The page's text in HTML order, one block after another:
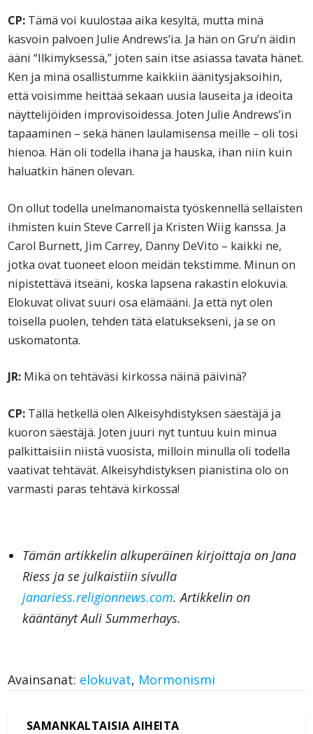
CP: Tämä voi kuulostaa aika kesyltä, mutta minä
kasvoin palvoen Julie Andrews’ia. Ja hän on Gru’n äidin
ääni “Ilkimyksessä,” joten sain itse asiassa tavata hänet.
Ken ja minä osallistumme kaikkiin äänitysjaksoihin,
että voisimme heittää sekaan uusia lauseita ja ideoita
näyttelijöiden improvisoidessa. Joten Julie Andrews’in
tapaaminen – sekä hänen laulamisensa meille – oli tosi
hienoa. Hän oli todella ihana ja hauska, ihan niin kuin
haluatkin hänen olevan.
On ollut todella unelmanomaista työskennellä sellaisten
ihmisten kuin Steve Carrell ja Kristen Wiig kanssa. Ja
Carol Burnett, Jim Carrey, Danny DeVito – kaikki ne,
jotka ovat tuoneet eloon meidän tekstimme. Minun on
nipistettävä itseäni, koska lapsena rakastin elokuvia.
Elokuvat olivat suuri osa elämääni. Ja että nyt olen
toisella puolen, tehden tätä elatuksekseni, ja se on
uskomatonta.
JR: Mikä on tehtäväsi kirkossa näinä päivinä?
CP: Tällä hetkellä olen Alkeisyhdistyksen säestäjä ja
kuoron säestäjä. Joten juuri nyt tuntuu kuin minua
palkittaisiin niistä vuosista, milloin minulla oli todella
vaativat tehtävät. Alkeisyhdistyksen pianistina olo on
varmasti paras tehtävä kirkossa!
Tämän artikkelin alkuperäinen kirjoittaja on Jana
Riess ja se julkaistiin sivulla
janariess.religionnews.com. Artikkelin on
kääntänyt Auli Summerhays.
Avainsanat: elokuvat, Mormonismi